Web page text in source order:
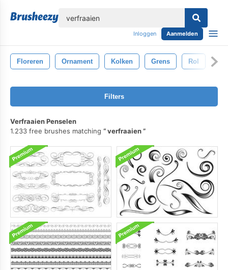
Inloggen Aanmelden
Floreren Ornament Kolken Grens Rol
Filters
Verfraaien Penselen
1.233 free brushes matching
verfraaien